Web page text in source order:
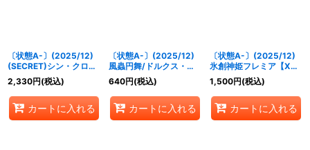
〔状態A-〕(2025/12)
(SECRET)シン・クロノ
ス・リターナル【X-
SEC】{BSC47-X04}
《青》
2,330円(税込)
カートに入れる
〔状態A-〕(2025/12)
風蟲円舞/ドルクス・ウ
シワカ・オリジン【転醒
X】{BSC47-
RVTX03a/BSC47-
RVTX03b}《緑》
640円(税込)
カートに入れる
〔状態A-〕(2025/12)
氷創神姫フレミア【X】
{BSC47-X02}《白》
1,500円(税込)
カートに入れる